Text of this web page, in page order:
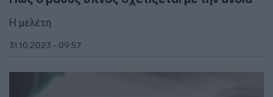
Η μελέτη
31.10.2023 - 09:57